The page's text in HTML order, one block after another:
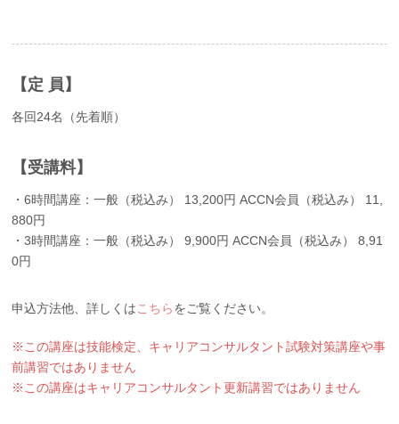
【定 員】
各回24名（先着順）
【受講料】
・6時間講座：一般（税込み） 13,200円 ACCN会員（税込み） 11,
880円
・3時間講座：一般（税込み） 9,900円 ACCN会員（税込み） 8,91
0円
申込方法他、詳しくはこちらをご覧ください。
※この講座は技能検定、キャリアコンサルタント試験対策講座や事
前講習ではありません
※この講座はキャリアコンサルタント更新講習ではありません